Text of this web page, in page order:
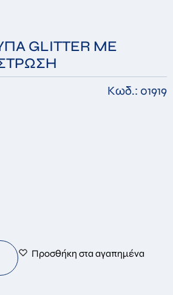
GLITTER ΜΕ
Κωδ.: 01919
Προσθήκη στα αγαπημένα